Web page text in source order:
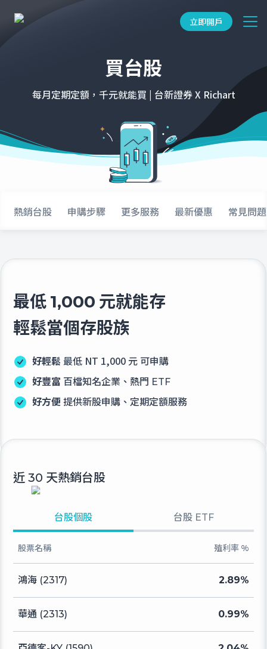
立即開戶
買台股
每月定期定額，千元就能買 | 台新證券 X Richart
熱銷台股 申購步驟 更多服務 最新優惠 常見問題
最低 1,000 元就能存
輕鬆當個存股族
好輕鬆最低 NT 1,000 元 可申購
好豐富 百檔知名企業、熱門 ETF
好方便提供新股申購、定期定額服務
近 30 天熱銷台股
台股個股 台股 ETF
股票名稱 殖利率 %
鴻海 (2317) 2.89%
華通 (2313) 0.99%